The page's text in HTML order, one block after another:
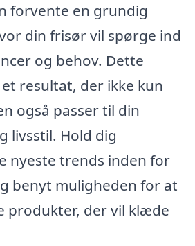
forvente en grundig
din frisør vil spørge ind
og behov. Dette
resultat, der ikke kun
også passer til din
livsstil. Hold dig
nyeste trends inden for
benyt muligheden for at
produkter, der vil klæde